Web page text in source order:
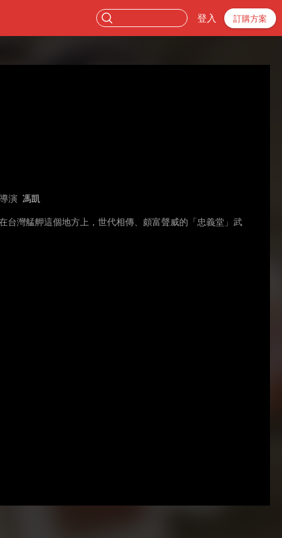
登入 訂購方案
導演 馮凱
台灣艋舺這個地方上，世代相傳、頗富聲威的「忠義堂」武